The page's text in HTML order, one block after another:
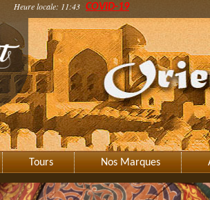
Heure locale: 11:43 COVID-19
Tours Nos Marques